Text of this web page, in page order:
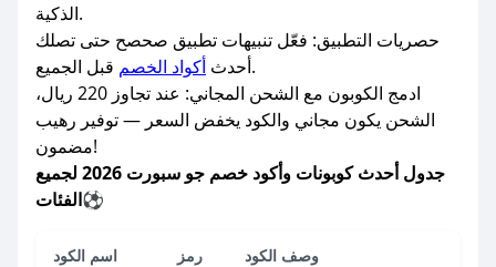
الذكية.
حصريات التطبيق: فعّل تنبيهات تطبيق صحصح حتى تصلك
أحدث أكواد الخصم
قبل الجميع.
ادمج الكوبون مع الشحن المجاني: عند تجاوز 220 ريال،
الشحن يكون مجاني والكود يخفض السعر — توفير رهيب
مضمون!
جدول أحدث كوبونات وأكود خصم جو سبورت 2026 لجميع
الفئات⚽
اسم الكود
رمز
وصف الكود